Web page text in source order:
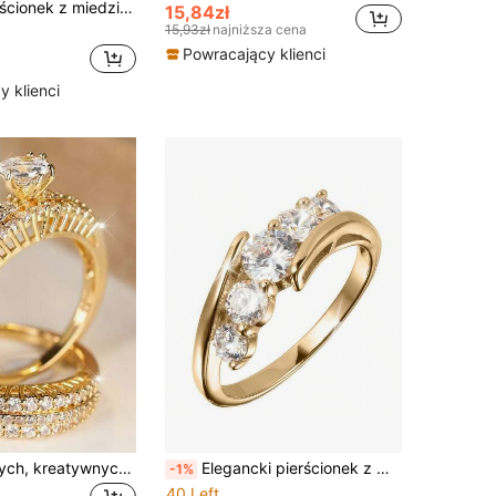
Charm-In Pierścionek z miedzi platerowanej 18-karatowym złotem, wzór Criss Cross Twist, grawerowana cyfra rzymska, cyrkonia sześcienna, możliwość łączenia ze sobą elementów, biżuteria modowa dla kobiet
klienci
15,84zł
15,93zł najniższa cena
Powracający klienci
1 zestaw nowych, kreatywnych pierścionków dla par z cyrkonii, wykonanych z miedzi, odpowiednich do dojazdów do pracy, zaręczyn, na imprezę -1% Elegancki pierścionek z miedzi platerowany 14-karatowym złotem, inkrustowany 5 okrągłymi błyszczącymi syntetycznymi cyrkoniami sześciennymi, lśniący połysk, uzupełniający formalny strój, ślub, zaręczyny, biżuterię ślubną, damską obrączkę ślubną, akcesoria na przyjęcie z zaręczynami, prezent na Walentynki